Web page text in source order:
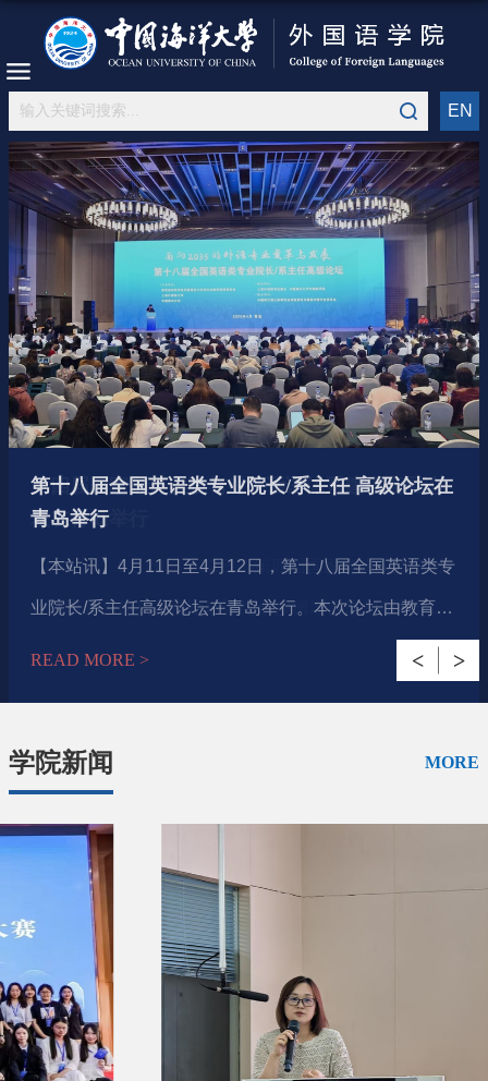
EN
全国高等院校医学语言学联盟成立
【本站讯】2026年6月27日至28日，由中国英汉语比较
研究会医学语言与翻译研究专业委员会主办，北京大学
医学人文学院承办的第七届中国英汉语比较研究会医学
语言与翻译研究专业委员会年会暨全国医学英语教育教
学研讨会在北京大学顺利召开，会议聚焦AI时代医学外
外国语学院召开“十五五”事业发展规划专家咨询
会
【本站讯】4月23日，外国语学院召开“十五五”事业发展
规划专家咨询会，深入贯彻落实习近平总书记重要讲话
海交通大学彭青龙教授、南京大学杨金才...
READ MORE >
中国共产党中国海洋大学外国语学院委员会党员
大会召开
【本站讯】10月23日，中国共产党中国海洋大学外国语
学院委员会党员大会在崂山校区图书馆第二会议室召
开。会议听取了学院上一届党委工作报告，选举产生了
幕。许玲玲代表上届党委作题为《牢记嘱托·勇担...
READ MORE >
第四届国家翻译实践与对外话语体系建构高层论
坛在青岛举行
【本站讯】6月20日至22日，第四届国家翻译实践与对
外话语体系建构高层论坛暨纪念沙博理诞辰110周年活
动在青岛举行。本次论坛由中国海洋大学主办，中国海
长兼总编辑黄友义，外文出版社副总编辑丁志涛...
READ MORE >
第十八届全国英语类专业院长/系主任 高级论坛在
青岛举行
【本站讯】4月11日至4月12日，第十八届全国英语类专
业院长/系主任高级论坛在青岛举行。本次论坛由教育部
高等学校外国语言文学类专业教学指导委员会、中国海
张峻峰出席论坛开幕式并致辞。张峻峰对出...
READ MORE >
中国海洋大学外国语学院学科发展专家咨询会召
开
【本站讯】4月10日下午，中国海洋大学外国语学院学
科发展专家咨询会在崂山校区召开。中国海洋大学党委
常委、副校长刘勇出席会议并致辞。北京外国语大学原
长、国务院学位委员会第八届外国语言文学学科...
READ MORE >
中国海洋大学与青岛联信商务咨询有限公司捐赠
签约仪式举行
【本站讯】3月12日上午，中国海洋大学与青岛联信商
务咨询有限公司（以下简称“青岛联信”）捐赠签约仪式
在崂山校区举行。学校党委常委、副校长范其伟，青岛
式。根据捐赠协议，青岛联信将捐资支持学校...
READ MORE >
田辉调研指导外国语学院工作
12月17日，学校党委书记田辉到外国语学院就深入学习
宣传贯彻落实习近平总书记重要回信精神和安全稳定工
作调研。
第二届东亚语用学国际研讨会在中国海洋大学成
功召开
【本站讯】2024年12月6—8日，由中国逻辑学会语用学
专业委员会主办、中国海洋大学外国语学院承办，《现
代外语》编辑部、《外国语文研究》编辑部、EAST AS
亚语用学研究的发展，为东亚语用学研究学者搭建思...
READ MORE >
外国语学院党委理论学习中心组集体学习习近平
总书记给海大全体师...
【本站讯】在中国海洋大学建校100周年之际，习近平
总书记给中国海洋大学全体师生回信，向全校师生员
工、广大校友致以祝贺。总书记的回信引发热烈反响，
近平总书记给海大全体师生重要回信精神，开展...
READ MORE >
喜迎百年华诞丨外国语学院“百川归海 ‘语’韵流
长”校友返校系...
【本站讯】2024年10月25日，秋风送爽，情满校园。在
中国海洋大学迎来百年华诞之际，外国语学院成功举办
以“百川归海，‘语’韵流长”为主题的校友返校系列活动。
学院校友大会暨学生职业发展导师聘...
READ MORE >
山东省大学生演讲联赛暨第四届“用英语讲中国故
事”山东区域活动...
【本站讯】6月2日下午，山东省大学生演讲联赛暨第四
届用英语讲中国故事山东区域活动在中国海洋大学成功
举办，中国海洋大学党委常委、副校长刘勇出席活动。
好中国故事、传播好中国声音，展现可信、可...
READ MORE >
中国海洋大学举办翻译学科发展专家咨询会
【本站讯】5月24日上午，学校在外语楼举行翻译学科
发展专家咨询会。中国外文局翻译院院长、中国翻译协
会副会长黄玉龙，中国外文局翻译院副院长、中国翻译
协会常务副秘书长、国际翻译家联盟亚洲中心主席邢玉
堂，全国翻译专业学位研究生教育指导委员会副主任委
青岛市高校外语课程思政联盟成立大会暨首届青
岛市高校外语课程思...
【本站讯】2024年5月12日，由中国海洋大学外国语学
院主办的“青岛市高校外语课程思政联盟成立大会暨首届
青岛市高校外语课程思政建设圆桌论坛”在学校崂山校区
称“联盟”）揭牌。中国海洋大学外国...
READ MORE >
中国海大作为主要起草单位编写的《儿童文学中
译英全译通则》发布
【本站讯】3月30日，由中国外文局、中共湖南省委宣
传部、中共湖南省委外事工作委员会办公室、湖南省教
育厅指导，中国翻译协会、中国外文局翻译院、湖南师
国海洋大学作为起草单位之一、学院徐德荣教授...
READ MORE >
学院举行语言研究实验中心揭牌仪式
【本站讯】2023年12月21日上午，中国海洋大学外国语
学院举行语言研究实验中心揭牌仪式。学校党委常委、
副校长王剑敏，国有资产与实验室管理处处长王哲强，
外国语学院党委书记许玲玲、院长于国栋共同为实验中
心揭牌。 王剑敏对语言研究实验中心建成投入使用
第三届国家翻译实践与对外话语体系建构高层论
坛在青岛召开
【本站讯】2023年9月16-17日，“第三届国家翻译实践
与对外话语体系建构高层论坛”在中国海洋大学举行。本
次论坛在中国翻译研究院、《中国翻译》编辑部指导下
翻译》《外语研究》《解放军外国语学院学...
READ MORE >
第十四届汉日对比语言学研讨会在中国海洋大学
成功举办
【本站讯】8月19日至20日，由中国汉日对比语言学研
究（协作）会主办、中国海洋大学外国语学院承办的“第
十四届汉日对比语言学研讨会”在中国海洋大学召开。来
次研讨会得到了中国海洋大学“世纪先风...
READ MORE >
学院《德汉翻译入门》课程获评国家级一流本科
课程
【本站讯】2023年4月，教育部公布第二批国家级一流
本科课程认定结果，学院德语系本科课程《德汉翻译入
门》顺利获评线上线下混合式一流课程。此次是德语系
改革成效。《德汉翻译入门》课程由德语系教...
READ MORE >
学院荣获2022年国家级教学成果二等奖
【本站讯】日前，教育部公布了2022年国家级教学成果
奖获奖项目名单，我院主持申报的“基于价值引领的外语
学科‘五协同’育人模式创新与实践”荣获2022年高等教育
（研究生）国家级教学成果二等奖，成果主要完成人为
杨连瑞、陈士法、任东升、鞠红梅、陈颖、曲金良、郭
学院新闻 MORE